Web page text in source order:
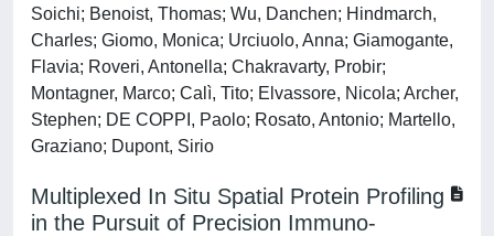
Soichi; Benoist, Thomas; Wu, Danchen; Hindmarch,
Charles; Giomo, Monica; Urciuolo, Anna; Giamogante,
Flavia; Roveri, Antonella; Chakravarty, Probir;
Montagner, Marco; Calì, Tito; Elvassore, Nicola; Archer,
Stephen; DE COPPI, Paolo; Rosato, Antonio; Martello,
Graziano; Dupont, Sirio
Multiplexed In Situ Spatial Protein Profiling
in the Pursuit of Precision Immuno-